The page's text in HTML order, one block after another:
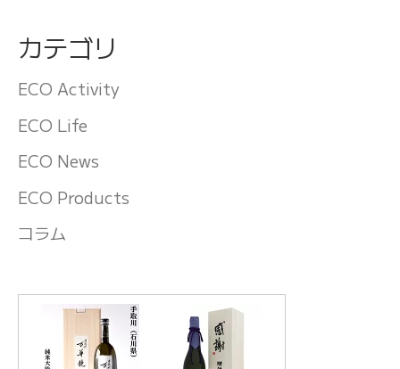
カテゴリ
ECO Activity
ECO Life
ECO News
ECO Products
コラム